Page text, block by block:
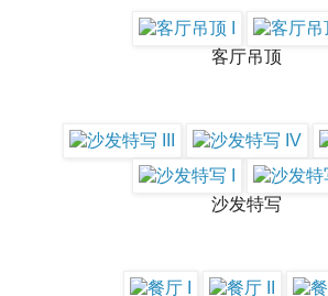
客厅吊顶
沙发特写